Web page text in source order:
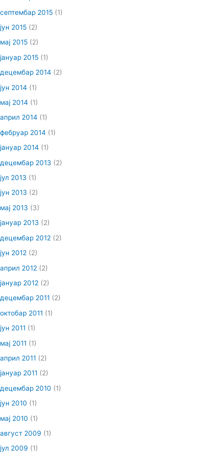
септембар 2015 (1)
јун 2015 (2)
мај 2015 (2)
јануар 2015 (1)
децембар 2014 (2)
јун 2014 (1)
мај 2014 (1)
април 2014 (1)
фебруар 2014 (1)
јануар 2014 (1)
децембар 2013 (2)
јул 2013 (1)
јун 2013 (2)
мај 2013 (3)
јануар 2013 (2)
децембар 2012 (2)
јун 2012 (2)
април 2012 (2)
јануар 2012 (2)
децембар 2011 (2)
октобар 2011 (1)
јун 2011 (1)
мај 2011 (1)
април 2011 (2)
јануар 2011 (2)
децембар 2010 (1)
јун 2010 (1)
мај 2010 (1)
август 2009 (1)
јул 2009 (1)